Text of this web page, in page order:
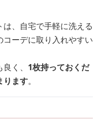
、自宅で手軽に洗える
ーデに取り入れやすい
く、 1枚持っておくだ
ります。